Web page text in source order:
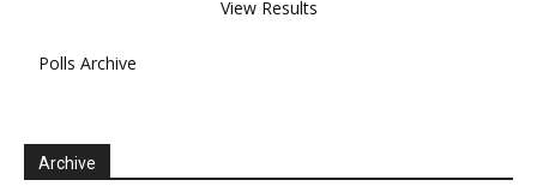
View Results
Polls Archive
Archive